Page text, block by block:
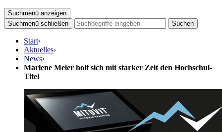
Suchmenü anzeigen
Suchmenü schließen
Suchen
Start›
Aktuelles›
News›
Marlene Meier holt sich mit starker Zeit den Hochschul-
Titel